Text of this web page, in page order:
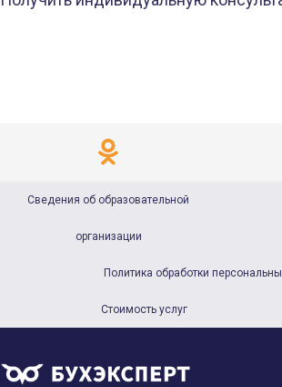
Сведения об образовательной
организации
Политика обработки
Стоимость услуг